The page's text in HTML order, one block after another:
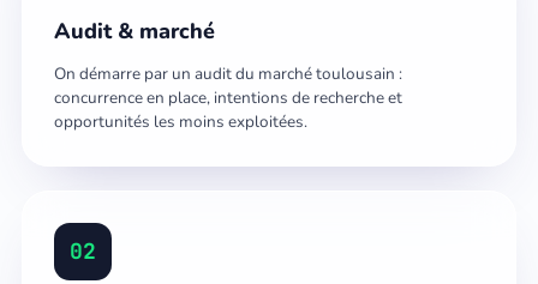
Audit & marché
On démarre par un audit du marché toulousain :
concurrence en place, intentions de recherche et
opportunités les moins exploitées.
02